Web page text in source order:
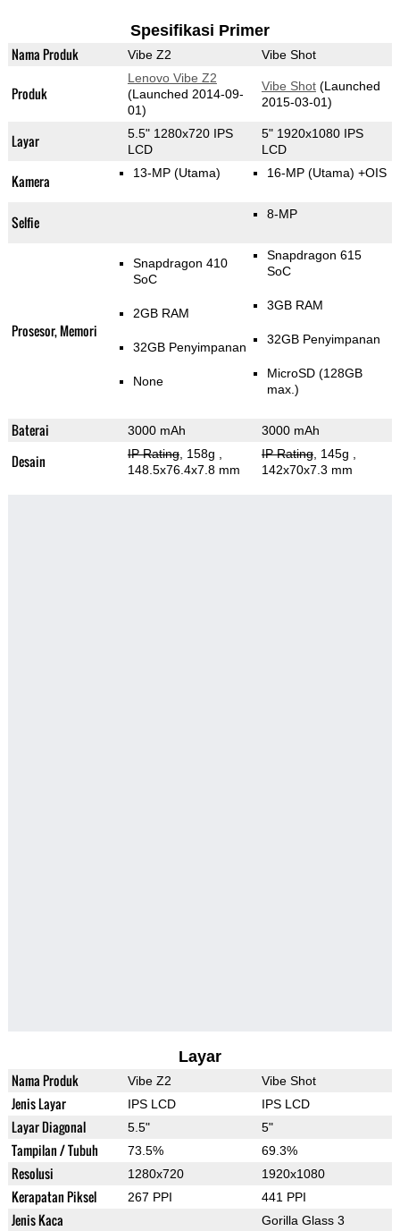
Spesifikasi Primer
Nama Produk Vibe Z2 Vibe Shot
Produk
Lenovo Vibe Z2
(Launched 2014-09-
01)
Vibe Shot(Launched
2015-03-01)
Layar
5.5" 1280x720 IPS
LCD
5" 1920x1080 IPS
LCD
Kamera 13-MP (Utama) 16-MP (Utama) +OIS
Selfie 8-MP
Prosesor, Memori
Snapdragon 410
SoC
2GB RAM
32GB Penyimpanan
None
Snapdragon 615
SoC
3GB RAM
32GB Penyimpanan
MicroSD (128GB
max.)
Baterai 3000 mAh 3000 mAh
Desain IP Rating, 158g
148.5x76.4x7.8 mm
IP Rating, 145g
142x70x7.3 mm
Layar
Nama Produk Vibe Z2 Vibe Shot
Jenis Layar IPS LCD IPS LCD
Layar Diagonal 5.5" 5"
Tampilan / Tubuh 73.5% 69.3%
Resolusi 1280x720 1920x1080
Kerapatan Piksel 267 PPI 441 PPI
Jenis Kaca Gorilla Glass 3